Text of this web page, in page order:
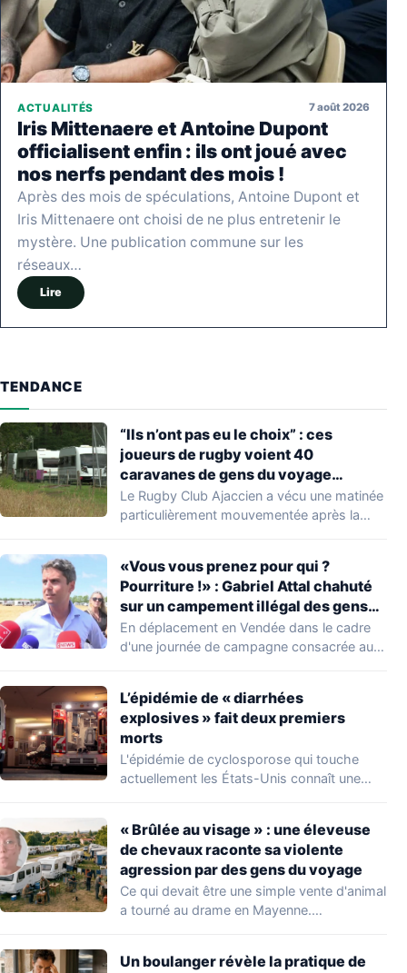
ACTUALITÉS 7 août 2026
Iris Mittenaere et Antoine Dupont
officialisent enfin : ils ont joué avec
nos nerfs pendant des mois !
Après des mois de spéculations, Antoine Dupont et
Iris Mittenaere ont choisi de ne plus entretenir le
mystère. Une publication commune sur les
réseaux…
Lire
TENDANCE
“Ils n’ont pas eu le choix” : ces
joueurs de rugby voient 40
caravanes de gens du voyage
s’installer dans leur stade, ils les
délogent en moins d’1 heure
Le Rugby Club Ajaccien a vécu une matinée
particulièrement mouvementée après la
«Vous vous prenez pour qui ?
Pourriture !» : Gabriel Attal chahuté
sur un campement illégal des gens
du voyage
En déplacement en Vendée dans le cadre
d'une journée de campagne consacrée aux
L’épidémie de « diarrhées
explosives » fait deux premiers
morts
L'épidémie de cyclosporose qui touche
actuellement les États-Unis connaît une
« Brûlée au visage » : une éleveuse
de chevaux raconte sa violente
agression par des gens du voyage
Ce qui devait être une simple vente d'animal
a tourné au drame en Mayenne.…
Un boulanger révèle la pratique de